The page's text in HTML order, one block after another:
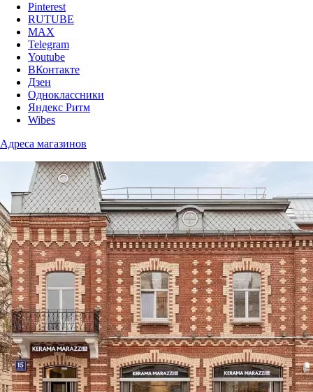
Pinterest
RUTUBE
MAX
Telegram
Youtube
ВКонтакте
Дзен
Одноклассники
Яндекс Ритм
Wibes
Адреса магазинов